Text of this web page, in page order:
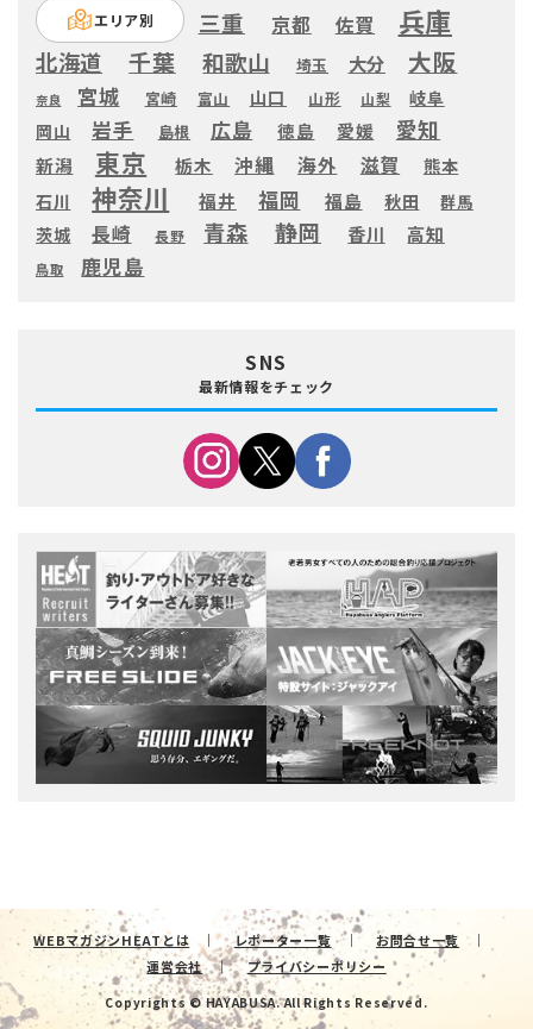
エリア別 三重 京都 佐賀 兵庫
北海道 千葉 和歌山 埼玉 大分 大阪
奈良 宮城 宮崎 富山 山口 山形 山梨
岐阜
岡山
岩手 島根 広島 徳島 愛媛 愛知
新潟 東京 栃木 沖縄 海外 滋賀
熊本
石川
神奈川 福井 福岡 福島 秋田 群馬
茨城 長崎 長野 青森 静岡 香川 高知
鳥取 鹿児島
SNS
最新情報をチェック
WEBマガジンHEATとは レポーター一覧
お問合せ一覧
運営会社
プライバシーポリシー
Copyrights © HAYABUSA. All Rights Reserved.